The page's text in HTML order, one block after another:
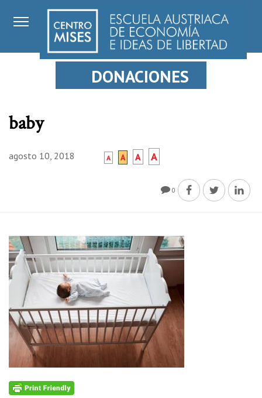
DONACIONES
baby
agosto 10, 2018 A A A A
0